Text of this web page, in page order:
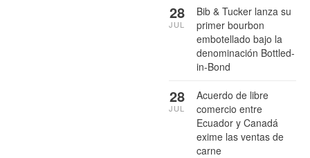
Bib & Tucker lanza su
primer bourbon
embotellado bajo la
denominación Bottled-
in-Bond
28
JUL
Acuerdo de libre
comercio entre
Ecuador y Canadá
exime las ventas de
carne
28
JUL